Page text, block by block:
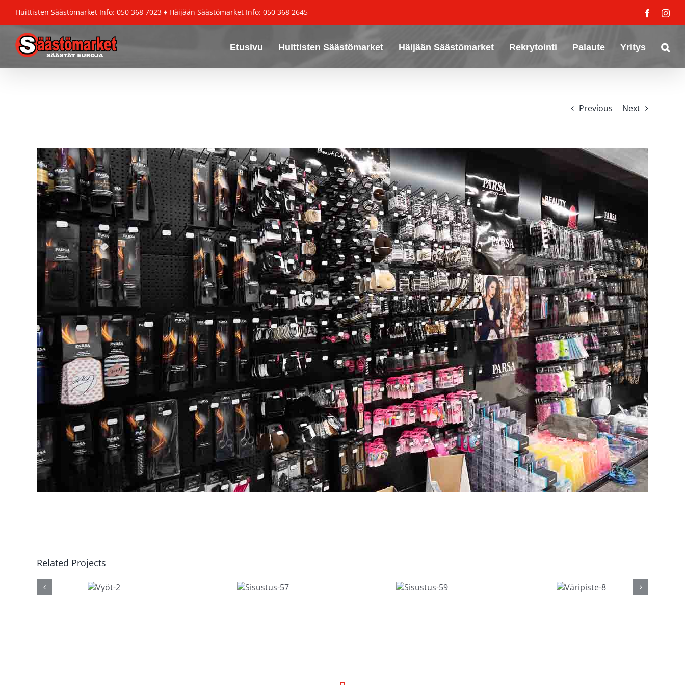
content
Huittisten Säästömarket Info: 050 368 7023 ♦ Häijään Säästömarket Info: 050 368 2645 Facebook
Etusivu Huittisten Säästömarket Häijään Säästömarket Rekrytointi Palaute Yritys
Previous Next
View
Larger
Image
Related Projects